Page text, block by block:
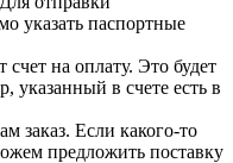
указать паспортные
на оплату. Это будет
указанный в счете есть в
заказ. Если какого-то
предложить поставку